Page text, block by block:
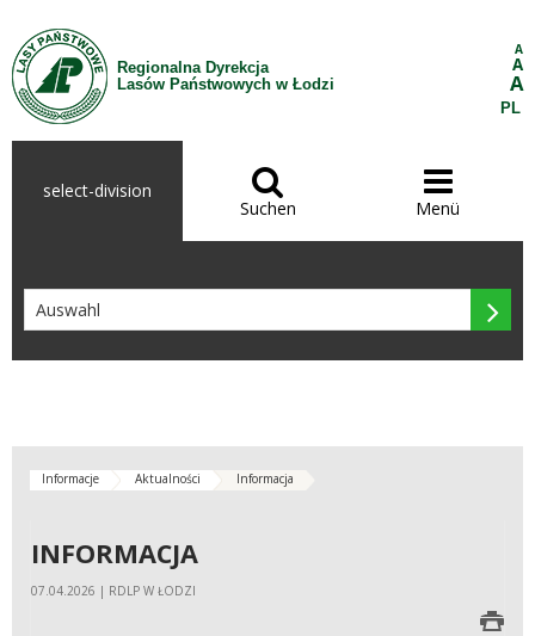
Zum Inhalt wechseln
Regionalna Dyrekcja
Lasów Państwowych w Łodzi
A
A
A
PL
select-division 
Suchen

Menü

Informacje Aktualności Informacja
INFORMACJA
07.04.2026 | RDLP W ŁODZI